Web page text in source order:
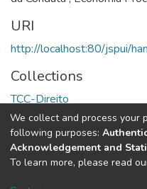
URI
http://localhost:80/jspui/
Collections
TCC-Direito
Full item page
We collect and process your
following purposes:
Acknowledgement and
To learn more, please read